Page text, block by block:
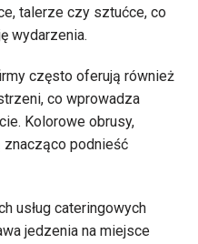
talerze czy sztućce, co
wydarzenia.
często oferują również
co wprowadza
Kolorowe obrusy,
podnieść
usług cateringowych
jedzenia na miejsce